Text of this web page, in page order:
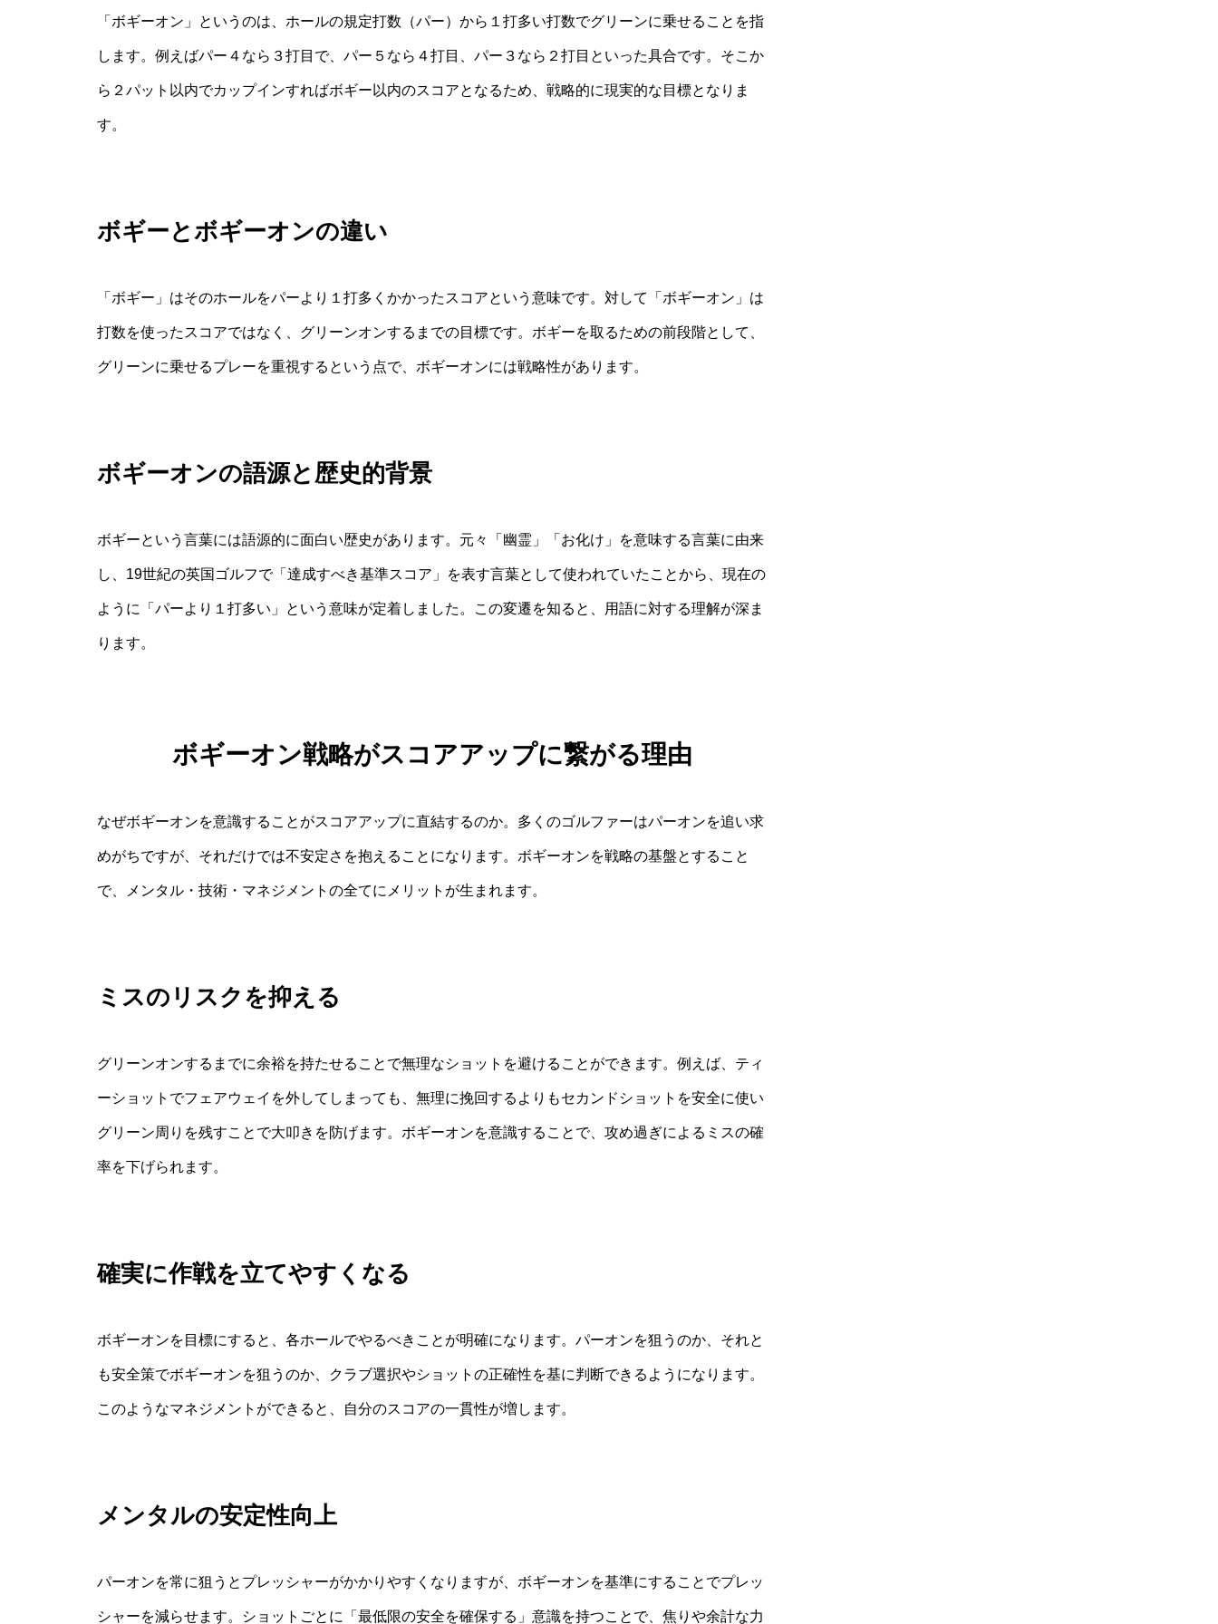
「ボギーオン」というのは、ホールの規定打数（パー）から１打多い打数でグリーンに乗せることを指
します。例えばパー４なら３打目で、パー５なら４打目、パー３なら２打目といった具合です。そこか
ら２パット以内でカップインすればボギー以内のスコアとなるため、戦略的に現実的な目標となりま
す。
ボギーとボギーオンの違い
「ボギー」はそのホールをパーより１打多くかかったスコアという意味です。対して「ボギーオン」は
打数を使ったスコアではなく、グリーンオンするまでの目標です。ボギーを取るための前段階として、
グリーンに乗せるプレーを重視するという点で、ボギーオンには戦略性があります。
ボギーオンの語源と歴史的背景
ボギーという言葉には語源的に面白い歴史があります。元々「幽霊」「お化け」を意味する言葉に由来
し、19世紀の英国ゴルフで「達成すべき基準スコア」を表す言葉として使われていたことから、現在の
ように「パーより１打多い」という意味が定着しました。この変遷を知ると、用語に対する理解が深ま
ります。
ボギーオン戦略がスコアアップに繋がる理由
なぜボギーオンを意識することがスコアアップに直結するのか。多くのゴルファーはパーオンを追い求
めがちですが、それだけでは不安定さを抱えることになります。ボギーオンを戦略の基盤とすること
で、メンタル・技術・マネジメントの全てにメリットが生まれます。
ミスのリスクを抑える
グリーンオンするまでに余裕を持たせることで無理なショットを避けることができます。例えば、ティ
ーショットでフェアウェイを外してしまっても、無理に挽回するよりもセカンドショットを安全に使い
グリーン周りを残すことで大叩きを防げます。ボギーオンを意識することで、攻め過ぎによるミスの確
率を下げられます。
確実に作戦を立てやすくなる
ボギーオンを目標にすると、各ホールでやるべきことが明確になります。パーオンを狙うのか、それと
も安全策でボギーオンを狙うのか、クラブ選択やショットの正確性を基に判断できるようになります。
このようなマネジメントができると、自分のスコアの一貫性が増します。
メンタルの安定性向上
パーオンを常に狙うとプレッシャーがかかりやすくなりますが、ボギーオンを基準にすることでプレッ
シャーを減らせます。ショットごとに「最低限の安全を確保する」意識を持つことで、焦りや余計な力